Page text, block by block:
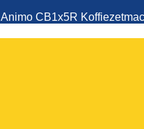
Animo CB1x5R